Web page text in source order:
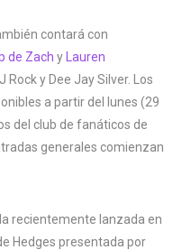
contará con
de Zach y
Lauren
y Dee Jay Silver. Los
a partir del lunes (29
del club de fanáticos de
generales comienzan
recientemente lanzada en
Hedges presentada por